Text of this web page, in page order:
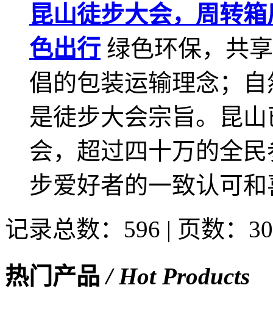
昆山徒步大会，周转
色出行 绿色环保，共
倡的包装运输理念；
是徒步大会宗旨。昆
会，超过四十万的全
步爱好者的一致认可
记录总数：596 | 页数：30
热门产品/ Hot Products